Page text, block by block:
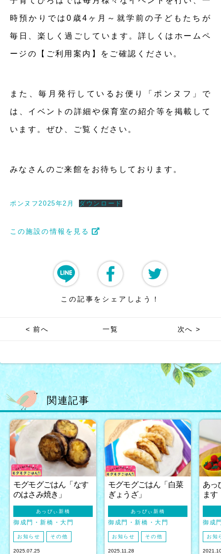
時預かりでは0歳4ヶ月～就学前の子どもたちが
毎日、楽しく過ごしています。詳しくはホームペ
ージの【ご利用案内】をご確認ください。
また、毎月発行しているお便り「ポンヌフ」で
は、イベントの詳細や保育室の紹介等を掲載して
います。ぜひ、ご覧ください。
みなさんのご来館をお待ちしております。
ポンヌフ2025年2月 ダウンロード
この施設の情報を見る
この記事をシェアしよう！
< 前へ 一覧 次へ >
関連記事
モグモグごはん「なす
のはさみ焼き」
あっぴぃ新橋
御成門・新橋・大門
お知らせ その他
2025.07.25
モグモグごはん「白菜
ぎょうざ」
あっぴぃ新橋
御成門・新橋・大門
お知らせ その他
2025.11.28
あっ
ます
御成
お知